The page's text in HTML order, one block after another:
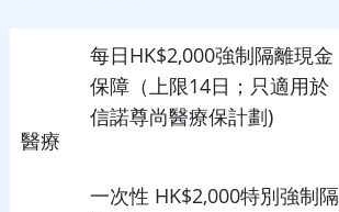
醫療
每日HK$2,000強制隔離現金
保障（上限14日；只適用於
信諾尊尚醫療保計劃)
一次性 HK$2,000特別強制隔